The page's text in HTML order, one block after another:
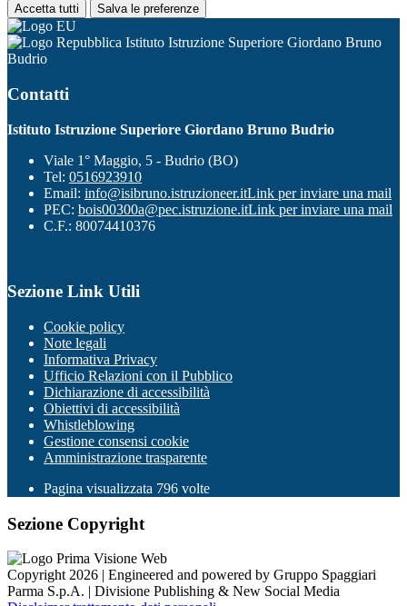
Accetta tutti Salva le preferenze
Istituto Istruzione Superiore Giordano Bruno
Budrio
Contatti
Istituto Istruzione Superiore Giordano Bruno Budrio
Viale 1° Maggio, 5 - Budrio (BO)
Tel: 0516923910
Email: info@isibruno.istruzioneer.itLink per inviare una mail
PEC: bois00300a@pec.istruzione.itLink per inviare una mail
C.F.: 80074410376
Sezione Link Utili
Cookie policy
Note legali
Informativa Privacy
Ufficio Relazioni con il Pubblico
Dichiarazione di accessibilità
Obiettivi di accessibilità
Whistleblowing
Gestione consensi cookie
Amministrazione trasparente
Pagina visualizzata 796 volte
Sezione Copyright
Copyright 2026 | Engineered and powered by Gruppo Spaggiari
Parma S.p.A. | Divisione Publishing & New Social Media